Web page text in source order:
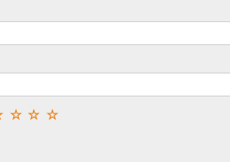
☆
☆
☆